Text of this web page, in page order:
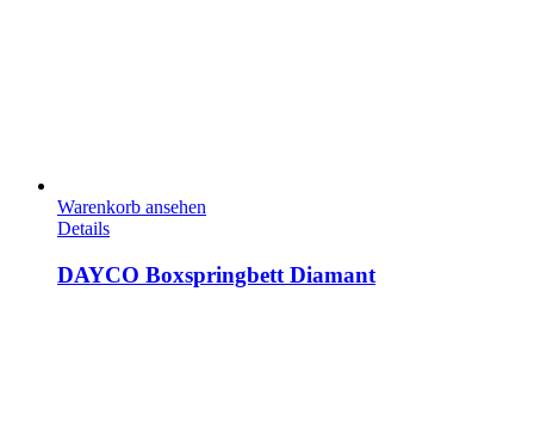
Warenkorb ansehen
Details
DAYCO Boxspringbett Diamant